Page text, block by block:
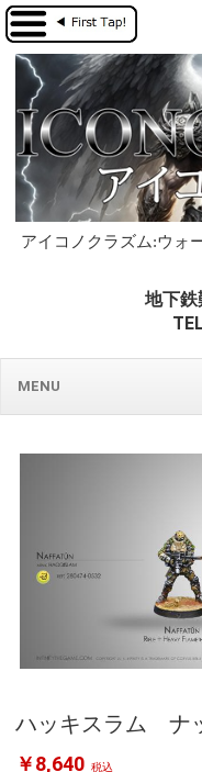
アイコノクラズム:ウォ
地下鉄
MENU
ハッキスラム ナ
￥8,640 税込